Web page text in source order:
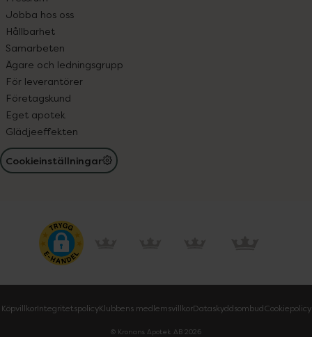
Jobba hos oss
Hållbarhet
Samarbeten
Ägare och ledningsgrupp
För leverantörer
Företagskund
Eget apotek
Glädjeeffekten
Cookieinställningar
KöpvillkorIntegritetspolicyKlubbens medlemsvillkorDataskyddsombudCookiepolicy
© Kronans Apotek AB 2026